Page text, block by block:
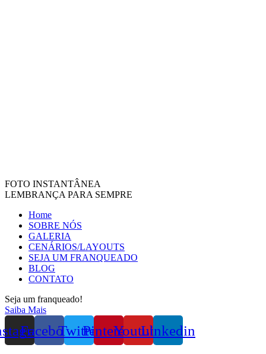
FOTO INSTANTÂNEA
LEMBRANÇA PARA SEMPRE
Home
SOBRE NÓS
GALERIA
CENÁRIOS/LAYOUTS
SEJA UM FRANQUEADO
BLOG
CONTATO
Seja um franqueado!
Saiba Mais
FacebookTwitterPinterestYoutubeLinkedin